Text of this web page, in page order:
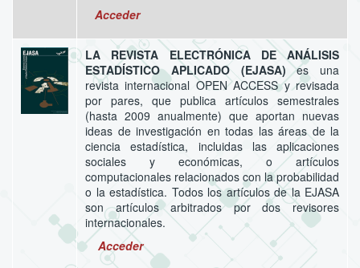
Acceder
LA REVISTA ELECTRÓNICA DE ANÁLISIS
ESTADÍSTICO APLICADO (EJASA) es una
revista internacional OPEN ACCESS y revisada
por pares, que publica artículos semestrales
(hasta 2009 anualmente) que aportan nuevas
ideas de investigación en todas las áreas de la
ciencia estadística, incluidas las aplicaciones
sociales y económicas, o artículos
computacionales relacionados con la probabilidad
o la estadística. Todos los artículos de la EJASA
son artículos arbitrados por dos revisores
internacionales.
Acceder